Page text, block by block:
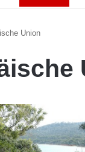
Union